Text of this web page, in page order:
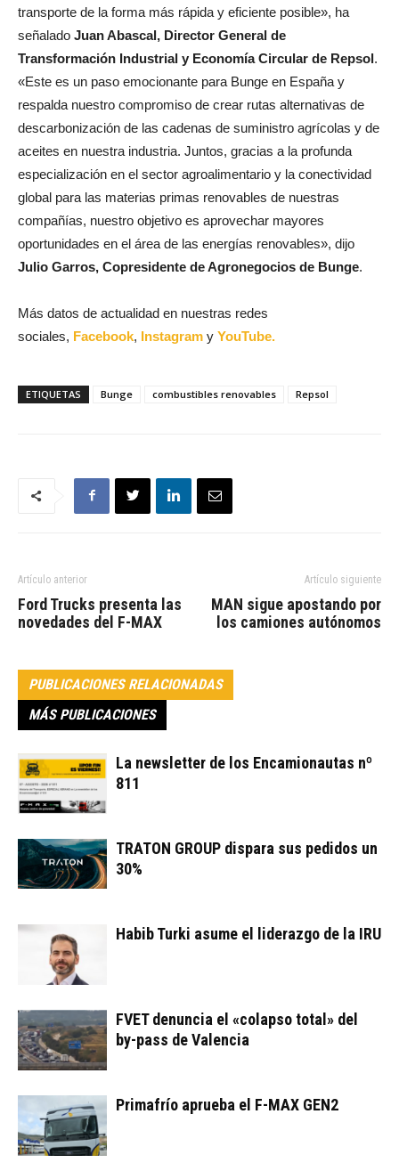
transporte de la forma más rápida y eficiente posible», ha
señalado Juan Abascal, Director General de
Transformación Industrial y Economía Circular de Repsol.
«Este es un paso emocionante para Bunge en España y
respalda nuestro compromiso de crear rutas alternativas de
descarbonización de las cadenas de suministro agrícolas y de
aceites en nuestra industria. Juntos, gracias a la profunda
especialización en el sector agroalimentario y la conectividad
global para las materias primas renovables de nuestras
compañías, nuestro objetivo es aprovechar mayores
oportunidades en el área de las energías renovables», dijo
Julio Garros, Copresidente de Agronegocios de Bunge.
Más datos de actualidad en nuestras redes
sociales, Facebook, Instagram y YouTube.
ETIQUETAS Bunge combustibles renovables Repsol
Artículo anterior
Ford Trucks presenta las
novedades del F-MAX
Artículo siguiente
MAN sigue apostando por
los camiones autónomos
PUBLICACIONES RELACIONADAS
MÁS PUBLICACIONES
La newsletter de los Encamionautas nº
811
TRATON GROUP dispara sus pedidos un
30%
Habib Turki asume el liderazgo de la IRU
FVET denuncia el «colapso total» del
by-pass de Valencia
Primafrío aprueba el F-MAX GEN2